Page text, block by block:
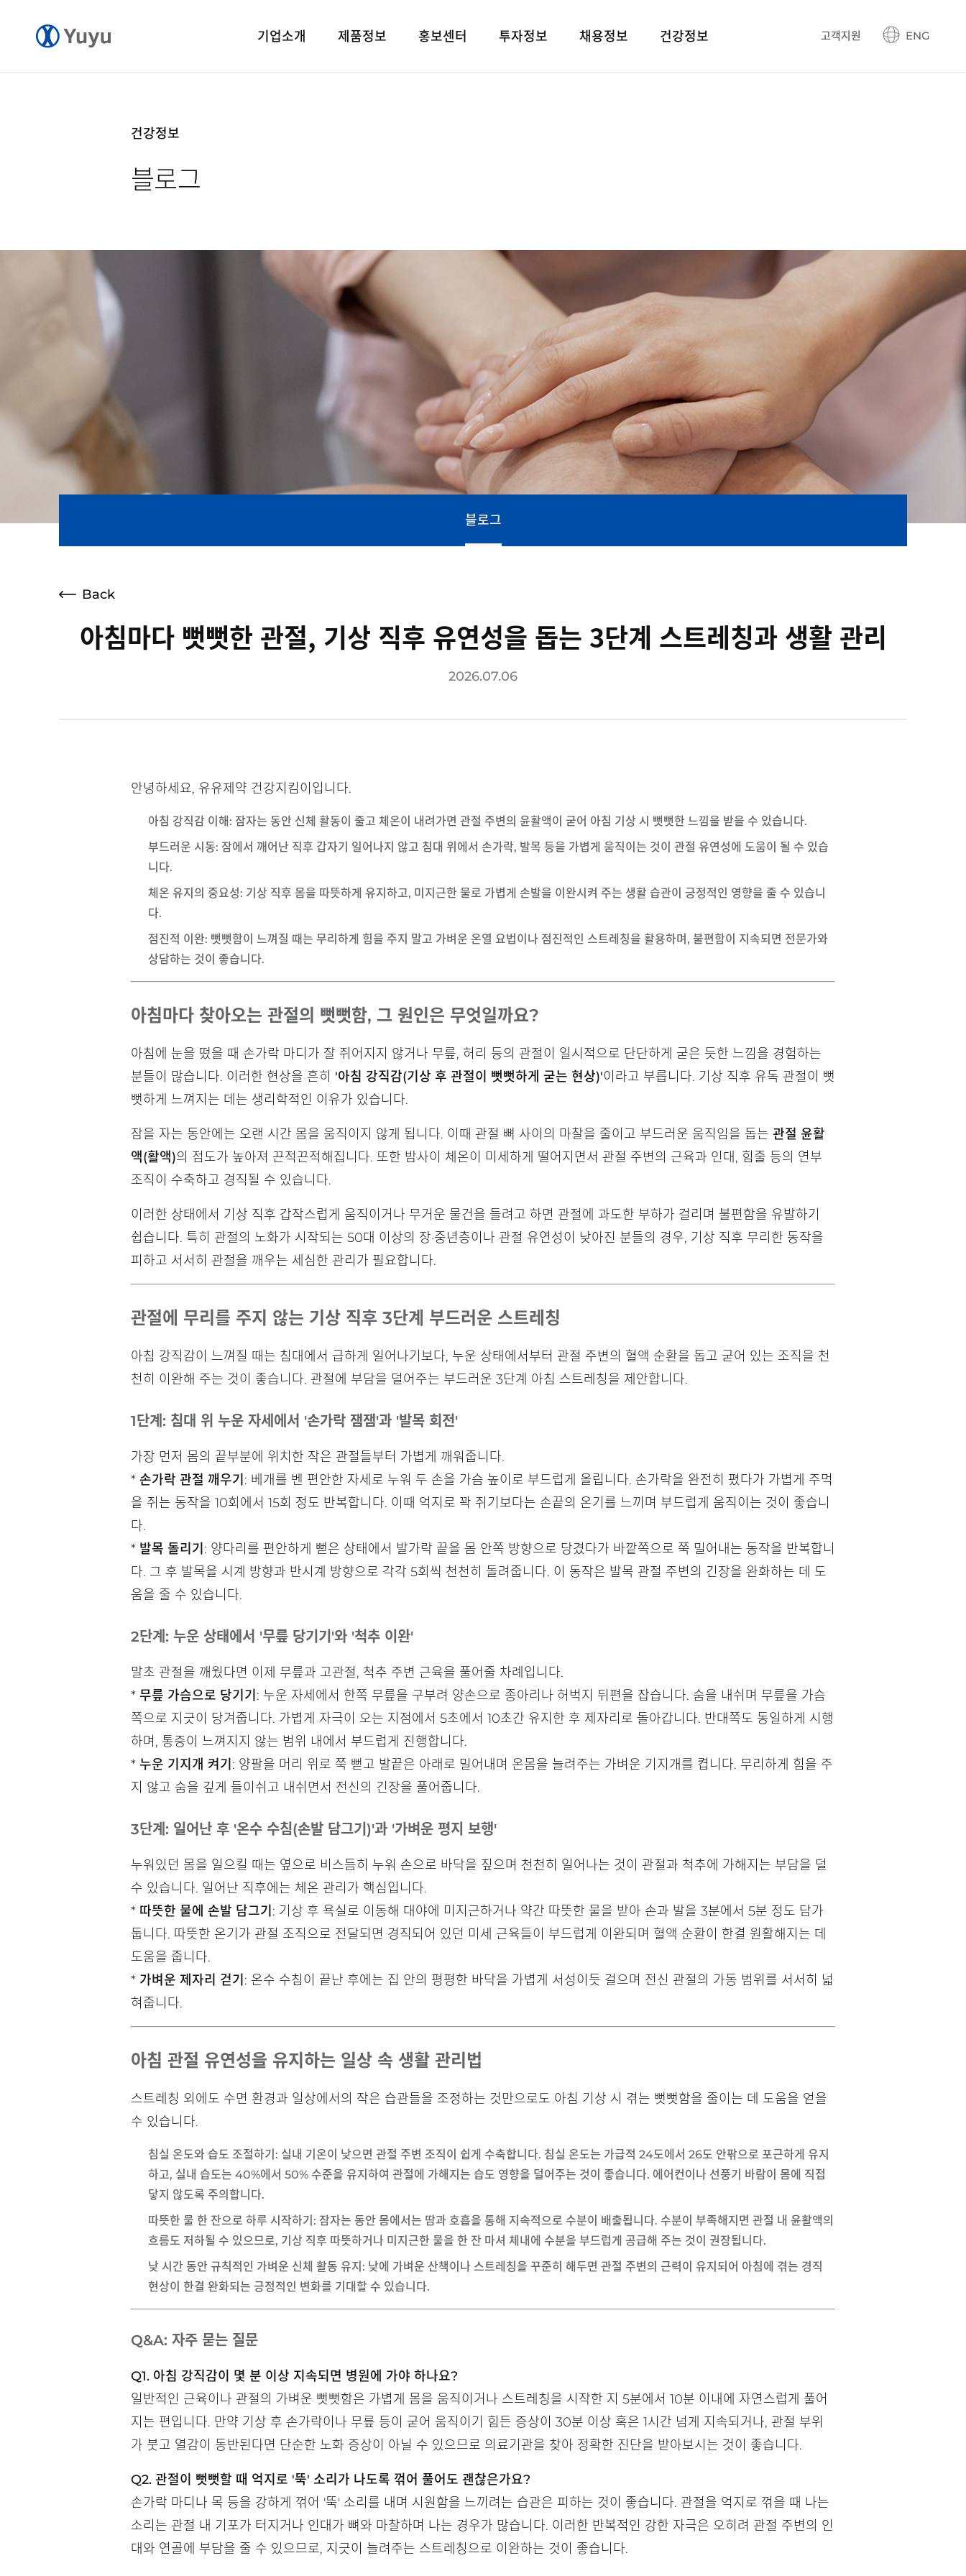
기업소개 제품정보 홍보센터 투자정보 채용정보 건강정보
오시는길
고객지원 ENG
건강정보
블로그
블로그
Back
아침마다 뻣뻣한 관절, 기상 직후 유연성을 돕는 3단계 스트레칭과 생활 관리
2026.07.06
안녕하세요, 유유제약 건강지킴이입니다.
아침 강직감 이해 : 잠자는 동안 신체 활동이 줄고 체온이 내려가면 관절 주변의 윤활액이 굳어 아침 기상 시 뻣뻣한 느낌을 받을 수 있습니다.
부드러운 시동: 잠에서 깨어난 직후 갑자기 일어나지 않고 침대 위에서 손가락, 발목 등을 가볍게 움직이는 것이 관절 유연성에 도움이 될 수 있습
니다.
체온 유지의 중요성: 기상 직후 몸을 따뜻하게 유지하고, 미지근한 물로 가볍게 손발을 이완시켜 주는 생활 습관이 긍정적인 영향을 줄 수 있습니
다.
점진적 이완: 뻣뻣함이 느껴질 때는 무리하게 힘을 주지 말고 가벼운 온열 요법이나 점진적인 스트레칭을 활용하며, 불편함이 지속되면 전문가와
상담하는 것이 좋습니다.
아침마다 찾아오는 관절의 뻣뻣함, 그 원인은 무엇일까요?
아침에 눈을 떴을 때 손가락 마디가 잘 쥐어지지 않거나 무릎, 허리 등의 관절이 일시적으로 단단하게 굳은 듯한 느낌을 경험하는
분들이 많습니다. 이러한 현상을 흔히 '아침 강직감(기상 후 관절이 뻣뻣하게 굳는 현상)'이라고 부릅니다. 기상 직후 유독 관절이 뻣
뻣하게 느껴지는 데는 생리학적인 이유가 있습니다.
잠을 자는 동안에는 오랜 시간 몸을 움직이지 않게 됩니다. 이때 관절 뼈 사이의 마찰을 줄이고 부드러운 움직임을 돕는 관절 윤활
액(활액)의 점도가 높아져 끈적끈적해집니다. 또한 밤사이 체온이 미세하게 떨어지면서 관절 주변의 근육과 인대, 힘줄 등의 연부
조직이 수축하고 경직될 수 있습니다.
이러한 상태에서 기상 직후 갑작스럽게 움직이거나 무거운 물건을 들려고 하면 관절에 과도한 부하가 걸리며 불편함을 유발하기
쉽습니다. 특히 관절의 노화가 시작되는 50대 이상의 장·중년층이나 관절 유연성이 낮아진 분들의 경우, 기상 직후 무리한 동작을
피하고 서서히 관절을 깨우는 세심한 관리가 필요합니다.
관절에 무리를 주지 않는 기상 직후 3단계 부드러운 스트레칭
아침 강직감이 느껴질 때는 침대에서 급하게 일어나기보다, 누운 상태에서부터 관절 주변의 혈액 순환을 돕고 굳어 있는 조직을 천
천히 이완해 주는 것이 좋습니다. 관절에 부담을 덜어주는 부드러운 3단계 아침 스트레칭을 제안합니다.
1단계: 침대 위 누운 자세에서 '손가락 잼잼'과 '발목 회전'
가장 먼저 몸의 끝부분에 위치한 작은 관절들부터 가볍게 깨워줍니다.
* 손가락 관절 깨우기 : 베개를 벤 편안한 자세로 누워 두 손을 가슴 높이로 부드럽게 올립니다. 손가락을 완전히 폈다가 가볍게 주먹
을 쥐는 동작을 10회에서 15회 정도 반복합니다. 이때 억지로 꽉 쥐기보다는 손끝의 온기를 느끼며 부드럽게 움직이는 것이 좋습니
다.
* 발목 돌리기 : 양다리를 편안하게 뻗은 상태에서 발가락 끝을 몸 안쪽 방향으로 당겼다가 바깥쪽으로 쭉 밀어내는 동작을 반복합니
다. 그 후 발목을 시계 방향과 반시계 방향으로 각각 5회씩 천천히 돌려줍니다. 이 동작은 발목 관절 주변의 긴장을 완화하는 데 도
움을 줄 수 있습니다.
2단계: 누운 상태에서 '무릎 당기기'와 '척추 이완'
말초 관절을 깨웠다면 이제 무릎과 고관절, 척추 주변 근육을 풀어줄 차례입니다.
* 무릎 가슴으로 당기기 : 누운 자세에서 한쪽 무릎을 구부려 양손으로 종아리나 허벅지 뒤편을 잡습니다. 숨을 내쉬며 무릎을 가슴
쪽으로 지긋이 당겨줍니다. 가볍게 자극이 오는 지점에서 5초에서 10초간 유지한 후 제자리로 돌아갑니다. 반대쪽도 동일하게 시행
하며, 통증이 느껴지지 않는 범위 내에서 부드럽게 진행합니다.
* 누운 기지개 켜기 : 양팔을 머리 위로 쭉 뻗고 발끝은 아래로 밀어내며 온몸을 늘려주는 가벼운 기지개를 켭니다. 무리하게 힘을 주
지 않고 숨을 깊게 들이쉬고 내쉬면서 전신의 긴장을 풀어줍니다.
3단계: 일어난 후 '온수 수침(손발 담그기)'과 '가벼운 평지 보행'
누워있던 몸을 일으킬 때는 옆으로 비스듬히 누워 손으로 바닥을 짚으며 천천히 일어나는 것이 관절과 척추에 가해지는 부담을 덜
수 있습니다. 일어난 직후에는 체온 관리가 핵심입니다.
* 따뜻한 물에 손발 담그기 : 기상 후 욕실로 이동해 대야에 미지근하거나 약간 따뜻한 물을 받아 손과 발을 3분에서 5분 정도 담가
둡니다. 따뜻한 온기가 관절 조직으로 전달되면 경직되어 있던 미세 근육들이 부드럽게 이완되며 혈액 순환이 한결 원활해지는 데
도움을 줍니다.
* 가벼운 제자리 걷기 : 온수 수침이 끝난 후에는 집 안의 평평한 바닥을 가볍게 서성이듯 걸으며 전신 관절의 가동 범위를 서서히 넓
혀줍니다.
아침 관절 유연성을 유지하는 일상 속 생활 관리법
스트레칭 외에도 수면 환경과 일상에서의 작은 습관들을 조정하는 것만으로도 아침 기상 시 겪는 뻣뻣함을 줄이는 데 도움을 얻을
수 있습니다.
침실 온도와 습도 조절하기 : 실내 기온이 낮으면 관절 주변 조직이 쉽게 수축합니다. 침실 온도는 가급적 24도에서 26도 안팎으로 포근하게 유지
하고, 실내 습도는 40%에서 50% 수준을 유지하여 관절에 가해지는 습도 영향을 덜어주는 것이 좋습니다. 에어컨이나 선풍기 바람이 몸에 직접
닿지 않도록 주의합니다.
따뜻한 물 한 잔으로 하루 시작하기 : 잠자는 동안 몸에서는 땀과 호흡을 통해 지속적으로 수분이 배출됩니다. 수분이 부족해지면 관절 내 윤활액의
흐름도 저하될 수 있으므로, 기상 직후 따뜻하거나 미지근한 물을 한 잔 마셔 체내에 수분을 부드럽게 공급해 주는 것이 권장됩니다.
낮 시간 동안 규칙적인 가벼운 신체 활동 유지 : 낮에 가벼운 산책이나 스트레칭을 꾸준히 해두면 관절 주변의 근력이 유지되어 아침에 겪는 경직
현상이 한결 완화되는 긍정적인 변화를 기대할 수 있습니다.
Q&A: 자주 묻는 질문
Q1. 아침 강직감이 몇 분 이상 지속되면 병원에 가야 하나요?
일반적인 근육이나 관절의 가벼운 뻣뻣함은 가볍게 몸을 움직이거나 스트레칭을 시작한 지 5분에서 10분 이내에 자연스럽게 풀어
지는 편입니다. 만약 기상 후 손가락이나 무릎 등이 굳어 움직이기 힘든 증상이 30분 이상 혹은 1시간 넘게 지속되거나, 관절 부위
가 붓고 열감이 동반된다면 단순한 노화 증상이 아닐 수 있으므로 의료기관을 찾아 정확한 진단을 받아보시는 것이 좋습니다.
Q2. 관절이 뻣뻣할 때 억지로 '뚝' 소리가 나도록 꺾어 풀어도 괜찮은가요?
손가락 마디나 목 등을 강하게 꺾어 '뚝' 소리를 내며 시원함을 느끼려는 습관은 피하는 것이 좋습니다. 관절을 억지로 꺾을 때 나는
소리는 관절 내 기포가 터지거나 인대가 뼈와 마찰하며 나는 경우가 많습니다. 이러한 반복적인 강한 자극은 오히려 관절 주변의 인
대와 연골에 부담을 줄 수 있으므로, 지긋이 늘려주는 스트레칭으로 이완하는 것이 좋습니다.